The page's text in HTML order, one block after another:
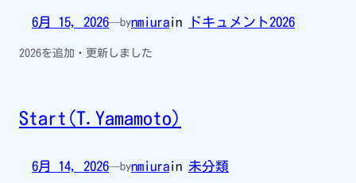
6月 15, 2026—bynmiurain ドキュメント2026
2026を追加・更新しました
Start(T.Yamamoto)
6月 14, 2026—bynmiurain 未分類